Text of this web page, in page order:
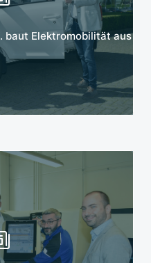
baut Elektromobilität aus